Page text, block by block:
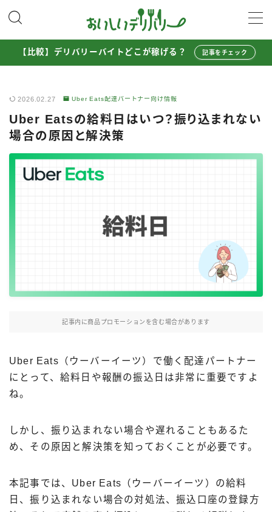
MENU
Uber Eats配達員ガイド
出前館配達員ガイド
ロケットナウ配達員ガイド
配達員の体験談・口コミ
Uber Eatsの注文ガイド
フードデリバリークーポン比較
Uber Eats加盟店ガイド
Uber Eats出店方法
サービスから探す
【比較】デリバリーバイトどこが稼げる？ 記事をチェック
2026.02.27 Uber Eats配達パートナー向け情報
Uber Eatsの給料日はいつ？振り込まれない
場合の原因と解決策
記事内に商品プロモーションを含む場合があります
Uber Eats（ウーバーイーツ）で働く配達パートナー
にとって、給料日や報酬の振込日は非常に重要ですよ
ね。
しかし、振り込まれない場合や遅れることもあるた
め、その原因と解決策を知っておくことが必要です。
本記事では、Uber Eats（ウーバーイーツ）の給料
日、振り込まれない場合の対処法、振込口座の登録方